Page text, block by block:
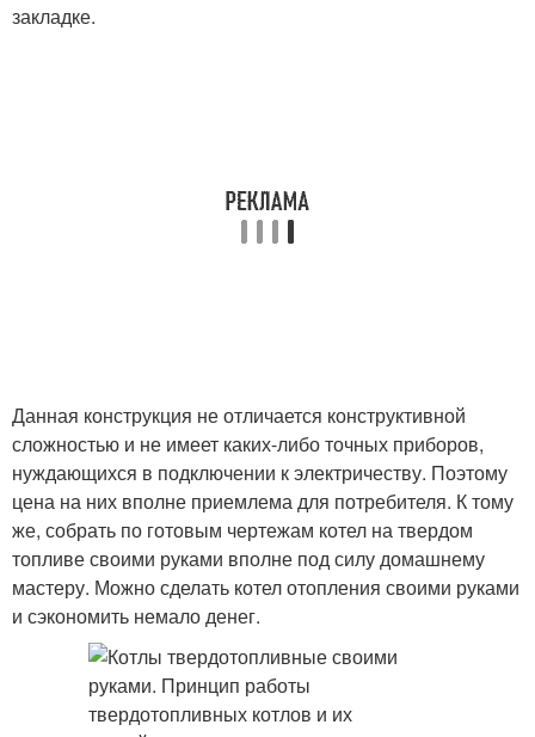
закладке.
Данная конструкция не отличается конструктивной
сложностью и не имеет каких-либо точных приборов,
нуждающихся в подключении к электричеству. Поэтому
цена на них вполне приемлема для потребителя. К тому
же, собрать по готовым чертежам котел на твердом
топливе своими руками вполне под силу домашнему
мастеру. Можно сделать котел отопления своими руками
и сэкономить немало денег.